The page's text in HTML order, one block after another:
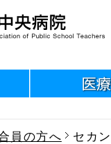
員の方へ セカ